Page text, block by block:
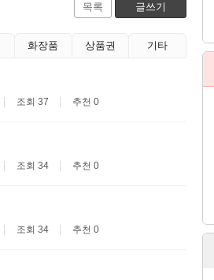
목록 글쓰기
화장품 상품권 기타
조회 37 추천 0
조회 34 추천 0
조회 34 추천 0